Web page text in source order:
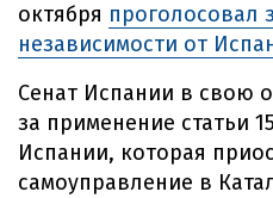
октября проголосовал
независимости от
Сенат Испании в свою
за применение статьи
Испании, которая
самоуправление в